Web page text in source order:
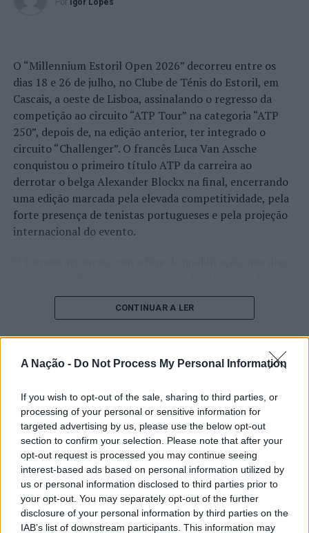
A Nação - Do Not Process My Personal Information
If you wish to opt-out of the sale, sharing to third parties, or
processing of your personal or sensitive information for
targeted advertising by us, please use the below opt-out
section to confirm your selection. Please note that after your
opt-out request is processed you may continue seeing
interest-based ads based on personal information utilized by
us or personal information disclosed to third parties prior to
your opt-out. You may separately opt-out of the further
disclosure of your personal information by third parties on the
IAB’s list of downstream participants. This information may
Por
Ígor Lopes
O “Millennium Estoril Open 2026” decorreu entre os
dias 18 e 26 de julho, no Clube de Ténis do Estoril, em
Cascais, a oeste de Lisboa, assinalando o regresso da
competição ao circuito “ATP Tour” na categoria “ATP
250”, depois de, na edição anterior, ter integrado o
circuito “Challenger”. O francês Luca Van Assche
conquistou o primeiro título ATP da carreira ao
derrotar o belga Alexander Blockx na final, encerrando
uma edição marcada pela elevada competitividade, pela
forte presença de tenistas portugueses e pela projeção
internacional do evento.
de um lugar no quadro principal. A cerimónia de
abertura contou com a presença do presidente da
início de uma competição que voltou a colocar o
ténis.
Apesar das desistências de última hora de jogadores
como Casper Ruud (Noruega), Alejandro Davidovich
Fokina (Espanha) e Matteo Arnaldi (Itália), a prova
apresentou um quadro competitivo de elevado nível,
liderado pelo russo Andrey Rublev, primeiro cabeça de
série, pelo italiano Luciano Darderi, pelo chileno
Alejandro Tabilo e pelo belga Alexander Blockx.
CONTINUAR A LER
ATUALIDADE
Castelo Branco: “Bienal
Internacional de Artes e Ofícios”
promete afirmar artesanato,
património e inovação como
“motores de desenvolvimento
económico e cultural” do município
português